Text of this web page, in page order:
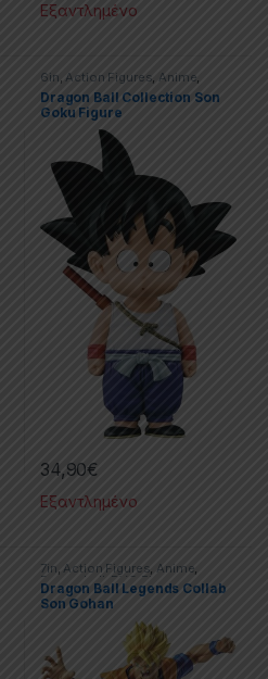
Εξαντλημένο
6in,Action Figures, Anime,
Dragonball PVC Figures
Statues
Dragon Ball Collection Son
Goku Figure
34,90€
Εξαντλημένο
7in,Action Figures, Anime,
Dragonball PVC Figures
Dragon Ball Legends Collab
Son Gohan